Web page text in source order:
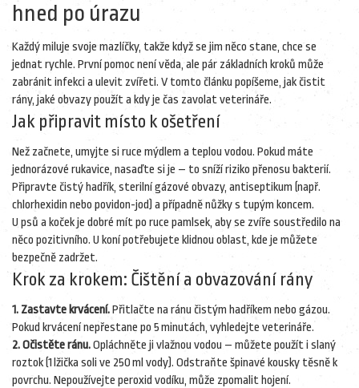
hned po úrazu
Každý miluje svoje mazlíčky, takže když se jim něco stane, chce se
jednat rychle. První pomoc není věda, ale pár základních kroků může
zabránit infekci a ulevit zvířeti. V tomto článku popíšeme, jak čistit
rány, jaké obvazy použít a kdy je čas zavolat veterináře.
Jak připravit místo k ošetření
Než začnete, umyjte si ruce mýdlem a teplou vodou. Pokud máte
jednorázové rukavice, nasaďte si je – to sníží riziko přenosu bakterií.
Připravte čistý hadřík, sterilní gázové obvazy, antiseptikum (např.
chlorhexidin nebo povidon-jod) a případně nůžky s tupým koncem.
U psů a koček je dobré mít po ruce pamlsek, aby se zvíře soustředilo na
něco pozitivního. U koní potřebujete klidnou oblast, kde je můžete
bezpečně zadržet.
Krok za krokem: Čištění a obvazování rány
1. Zastavte krvácení.Přitlačte na ránu čistým hadříkem nebo gázou.
Pokud krvácení nepřestane po 5 minutách, vyhledejte veterináře.
2. Očistěte ránu.Opláchněte ji vlažnou vodou – můžete použít i slaný
roztok (1 lžička soli ve 250 ml vody). Odstraňte špinavé kousky těsně k
povrchu. Nepoužívejte peroxid vodíku, může zpomalit hojení.